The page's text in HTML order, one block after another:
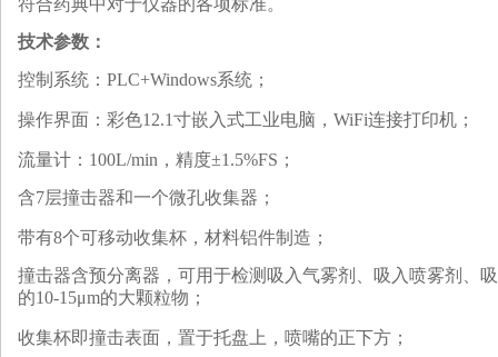
符合药典中对于仪器的各项标准。
技术参数：
控制系统：PLC+Windows系统；
操作界面：彩色12.1寸嵌入式工业电脑，WiFi连接打印机；
流量计：100L/min，精度±1.5%FS；
含7层撞击器和一个微孔收集器；
带有8个可移动收集杯，材料铝件制造；
撞击器含预分离器，可用于检测吸入气雾剂、吸入喷雾剂、
的10-15μm的大颗粒物；
收集杯即撞击表面，置于托盘上，喷嘴的正下方；